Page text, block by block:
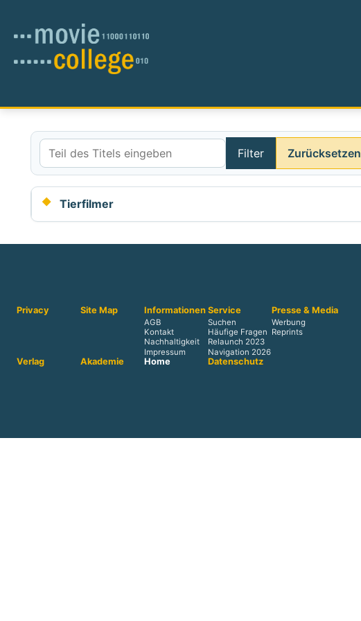
Teil des Titels eingeben
Filter Zurücksetzen
Tierfilmer
Privacy Site Map Informationen
AGB
Kontakt
Nachhaltigkeit
Impressum
Service
Suchen
Häufige Fragen
Relaunch 2023
Navigation 2026
Presse & Media
Werbung
Reprints
Verlag Akademie Home Datenschutz